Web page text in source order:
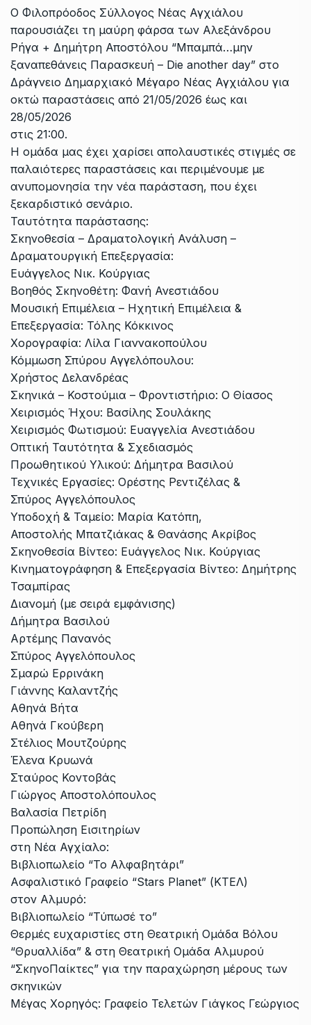
Ο Φιλοπρόοδος Σύλλογος Νέας Αγχιάλου
παρουσιάζει τη μαύρη φάρσα των Αλεξάνδρου
Ρήγα + Δημήτρη Αποστόλου “Μπαμπά…μην
ξαναπεθάνεις Παρασκευή – Die another day” στο
Δράγνειο Δημαρχιακό Μέγαρο Νέας Αγχιάλου για
οκτώ παραστάσεις από 21/05/2026 έως και
28/05/2026
στις 21:00.
Η ομάδα μας έχει χαρίσει απολαυστικές στιγμές σε
παλαιότερες παραστάσεις και περιμένουμε με
ανυπομονησία την νέα παράσταση, που έχει
ξεκαρδιστικό σενάριο.
Ταυτότητα παράστασης:
Σκηνοθεσία – Δραματολογική Ανάλυση –
Δραματουργική Επεξεργασία:
Ευάγγελος Νικ. Κούργιας
Βοηθός Σκηνοθέτη: Φανή Ανεστιάδου
Μουσική Επιμέλεια – Ηχητική Επιμέλεια &
Επεξεργασία: Τόλης Κόκκινος
Χορογραφία: Λίλα Γιαννακοπούλου
Κόμμωση Σπύρου Αγγελόπουλου:
Χρήστος Δελανδρέας
Σκηνικά – Κοστούμια – Φροντιστήριο: Ο Θίασος
Χειρισμός Ήχου: Βασίλης Σουλάκης
Χειρισμός Φωτισμού: Ευαγγελία Ανεστιάδου
Οπτική Ταυτότητα & Σχεδιασμός
Προωθητικού Υλικού: Δήμητρα Βασιλού
Τεχνικές Εργασίες: Ορέστης Ρεντιζέλας &
Σπύρος Αγγελόπουλος
Υποδοχή & Ταμείο: Μαρία Κατόπη,
Αποστολής Μπατζιάκας & Θανάσης Ακρίβος
Σκηνοθεσία Βίντεο: Ευάγγελος Νικ. Κούργιας
Κινηματογράφηση & Επεξεργασία Βίντεο: Δημήτρης
Τσαμπίρας
Διανομή (με σειρά εμφάνισης)
Δήμητρα Βασιλού
Αρτέμης Πανανός
Σπύρος Αγγελόπουλος
Σμαρώ Ερρινάκη
Γιάννης Καλαντζής
Αθηνά Βήτα
Αθηνά Γκούβερη
Στέλιος Μουτζούρης
Έλενα Κρυωνά
Σταύρος Κοντοβάς
Γιώργος Αποστολόπουλος
Βαλασία Πετρίδη
Προπώληση Εισιτηρίων
στη Νέα Αγχίαλο:
Βιβλιοπωλείο “Το Αλφαβητάρι”
Ασφαλιστικό Γραφείο “Stars Planet” (ΚΤΕΛ)
στον Αλμυρό:
Βιβλιοπωλείο “Τύπωσέ το”
Θερμές ευχαριστίες στη Θεατρική Ομάδα Βόλου
“Θρυαλλίδα” & στη Θεατρική Ομάδα Αλμυρού
“ΣκηνοΠαίκτες” για την παραχώρηση μέρους των
σκηνικών
Μέγας Χορηγός: Γραφείο Τελετών Γιάγκος Γεώργιος